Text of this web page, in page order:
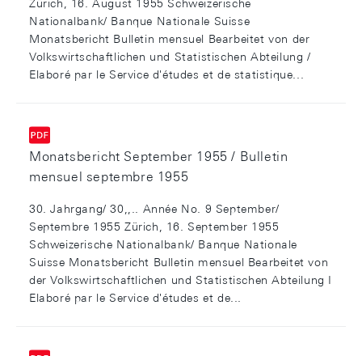
Zürich, 16. August 1955 Schweizerische
Nationalbank/ Banque Nationale Suisse
Monatsbericht Bulletin mensuel Bearbeitet von der
Volkswirtschaftlichen und Statistischen Abteilung /
Elaboré par le Service d'études et de statistique...
Monatsbericht September 1955 / Bulletin
mensuel septembre 1955
30. Jahrgang/ 30,,.. Année No. 9 September/
Septembre 1955 Zürich, 16. September 1955
Schweizerische Nationalbank/ Banque Nationale
Suisse Monatsbericht Bulletin mensuel Bearbeitet von
der Volkswirtschaftlichen und Statistischen Abteilung I
Elaboré par le Service d'études et de...